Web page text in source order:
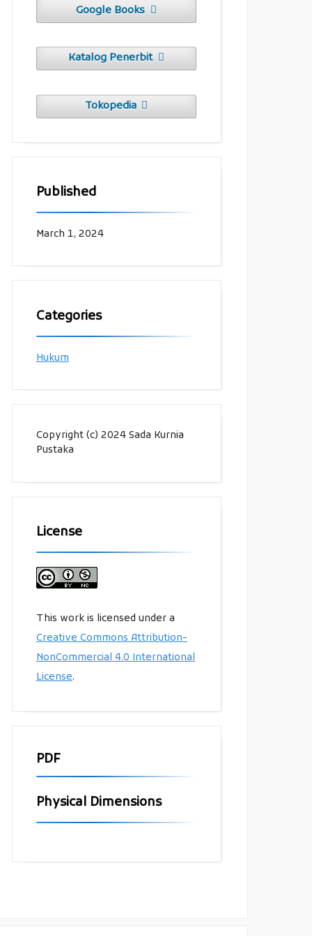
Google Books
Katalog Penerbit
Tokopedia
Published
March 1, 2024
Categories
Hukum
Copyright (c) 2024 Sada Kurnia
Pustaka
License
This work is licensed under a
Creative Commons Attribution-
NonCommercial 4.0 International
License.
PDF
Physical Dimensions